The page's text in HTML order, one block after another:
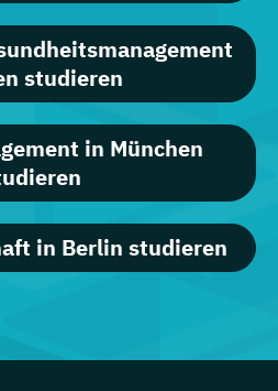
studieren
in München
in Berlin studieren